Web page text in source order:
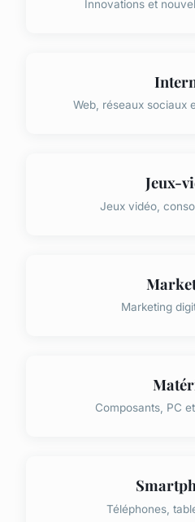
Innovations et
Web, réseaux sociaux
Jeux-
Jeux vidéo,
Marketing
Composants, PC
Téléphones,